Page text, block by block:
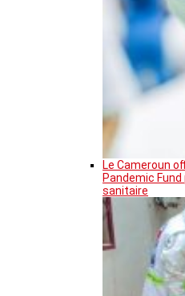
Le Cameroun
Pandemic
sanitaire